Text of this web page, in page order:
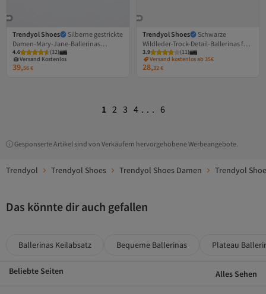
Trendyol Shoes
Silberne gestrickte
Damen-Mary-Jane-Ballerinas
TAKSS26BE00019
4.6 (32)
Versand Kostenlos
Gratis Versand
Versand Kostenlos
39,56€
Trendyol Shoes
Schwarze
Wildleder-Trock-Detail-Ballerinas für
Damen von Mary Jane
TAKSS26BE00032
3.9 (11)
Versand kostenlos ab 35€
28,32€
1 2 3 4 ... 6
Gesponserte Artikel sind von Verkäufern hervorgehobene Werbeangebote.
Trendyol Trendyol Shoes Trendyol Shoes Damen Trendyol
Das könnte dir auch gefallen
Ballerinas Keilabsatz Bequeme Ballerinas Plateau
Beliebte Seiten Alles Sehen